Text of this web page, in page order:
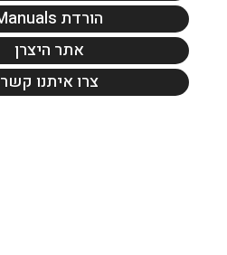
הורדת Manuals
אתר היצרן
צרו איתנו קשר